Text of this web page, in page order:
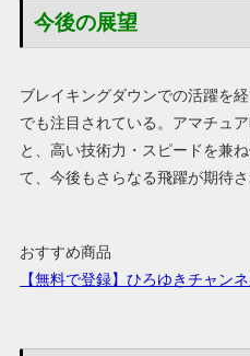
今後の展望
ブレイキングダウンでの活躍を
でも注目されている。アマチュ
と、高い技術力・スピードを兼
て、今後もさらなる飛躍が期待さ
おすすめ商品
【無料で登録】ひろゆきチャン